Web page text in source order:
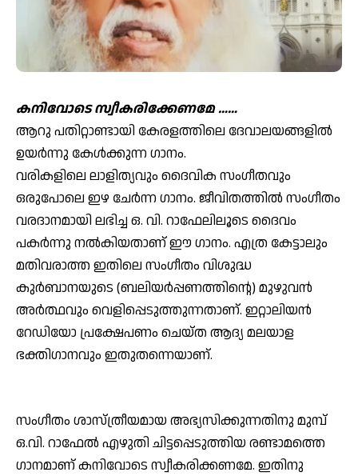
കനിവോടെ സ്വീകരിക്കേണമേ ……
ആറു പതിറ്റാണ്ടായി കേരളത്തിലെ ദേവാലയങ്ങളില്‍
ഉയര്‍ന്നു കേള്‍ക്കുന്ന ഗാനം.
വരികളിലെ ലാളിത്യവും ദൈവിക സംഗീതവും
ഒരുപോലെ ഇഴ ചേര്‍ന്ന ഗാനം. ജീവിതത്തില്‍ സംഗീതം
വരദാനമായി ലഭിച്ച ഒ. വി. റാഫേലിലൂടെ ദൈവം
പകര്‍ന്നു നല്‍കിയതാണ് ഈ ഗാനം. എത്ര കേട്ടാലും
മതിവരാത്ത ഇതിലെ സംഗീതം വിശുദ്ധ
കുര്‍ബാനയുടെ (ബലിയര്‍പ്പണത്തിന്റെ) മുഴുവന്‍
അര്‍ത്ഥവും വെളിപ്പെടുത്തുന്നതാണ്. ഇറ്റാലിയന്‍
റേഡിയോ പ്രക്ഷേപണം ചെയ്ത ആദ്യ മലയാള
ഭക്തിഗാനവും ഇതുതന്നെയാണ്.
സംഗീതം ശാസ്ത്രീയമായ അഭ്യസിക്കുന്നതിനു മുമ്പ്
ഒ.വി. റാഫേല്‍ എഴുതി ചിട്ടപ്പെടുത്തിയ രണ്ടാമത്തെ
ഗാനമാണ് കനിവോടെ സ്വീകരിക്കണമേ. ഇതിനു